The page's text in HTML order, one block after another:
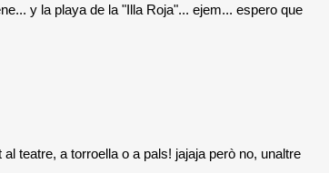
y la playa de la "Illa Roja"... ejem... espero que
teatre, a torroella o a pals! jajaja però no, unaltre